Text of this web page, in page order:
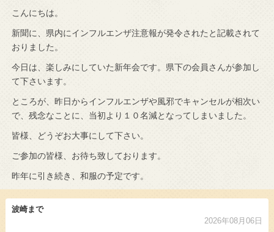
こんにちは。
新聞に、県内にインフルエンザ注意報が発令されたと記載されて
おりました。
今日は、楽しみにしていた新年会です。県下の会員さんが参加し
て下さいます。
ところが、昨日からインフルエンザや風邪でキャンセルが相次い
で、残念なことに、当初より１０名減となってしまいました。
皆様、どうぞお大事にして下さい。
ご参加の皆様、お待ち致しております。
昨年に引き続き、和服の予定です。
波崎まで
2026年08月06日